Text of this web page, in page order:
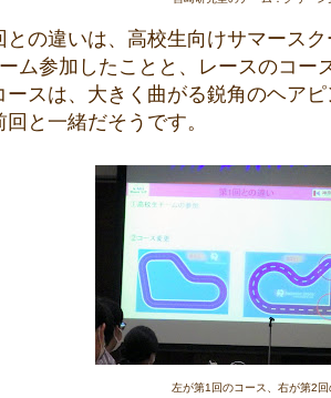
の違いは、高校生向けサマース
ム参加したことと、レースのコー
ースは、大きく曲がる鋭角のヘア
回と一緒だそうです。
左が第1回のコース、右が第2